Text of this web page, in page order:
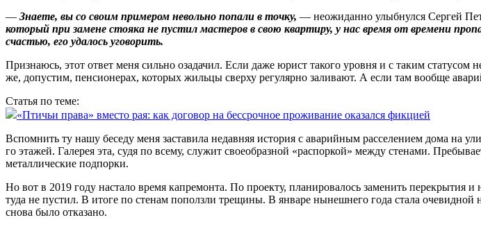
— Знаете, вы со своим примером невольно попали в точку, — неожиданно улыбнулся Сергей
который при замене стояка не пустил мастеров в свою квартиру, у нас время от времени
счастью, его удалось уговорить.
Признаюсь, этот ответ меня сильно озадачил. Если даже юрист такого уровня и с таким
же, допустим, пенсионерах, которых жильцы сверху регулярно заливают. А если там вообще
Статья по теме:
«Птичьи права» вместо рая: как договор на бессрочное проживание оказался фикцией
Вспомнить ту нашу беседу меня заставила недавняя история с аварийным расселением дома на
го этажей. Галерея эта, судя по всему, служит своеобразной «распоркой» между стенами.
металлические подпорки.
Но вот в 2019 году настало время капремонта. По проекту, планировалось заменить
туда не пустил. В итоге по стенам поползли трещины. В январе нынешнего года стала очевидной
снова было отказано.